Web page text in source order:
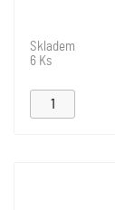
Skladem
6 Ks